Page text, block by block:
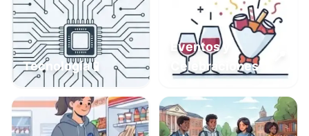
Tecnología📱
Eventos y
Celebraciones